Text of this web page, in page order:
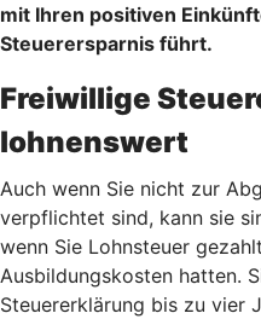
mit Ihren positiven
Steuerersparnis führt.
Freiwillige
lohnenswert
Auch wenn Sie nicht zur
verpflichtet sind, kann sie
wenn Sie Lohnsteuer
Ausbildungskosten hatten.
Steuererklärung bis zu vier